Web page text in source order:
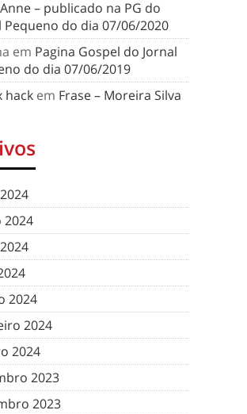
– publicado na PG do
Pequeno do dia 07/06/2020
em Pagina Gospel do Jornal
do dia 07/06/2019
hack em Frase – Moreira Silva
2024
2024
2024
2024
2023
2023